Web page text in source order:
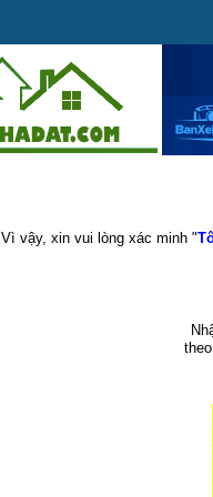
Vì vậy, xin vui lòng xác minh "